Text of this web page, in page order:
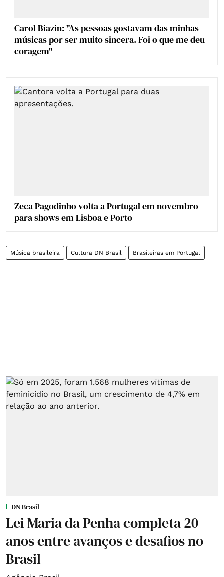
Carol Biazin: "As pessoas gostavam das minhas
músicas por ser muito sincera. Foi o que me deu
coragem"
Zeca Pagodinho volta a Portugal em novembro
para shows em Lisboa e Porto
Música brasileira Cultura DN Brasil Brasileiras em Portugal
DN Brasil
Lei Maria da Penha completa 20
anos entre avanços e desafios no
Brasil